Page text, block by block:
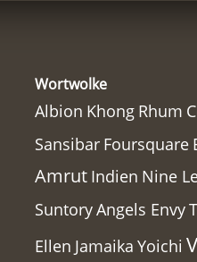
Wortwolke
Albion Khong Rhum
Sansibar Foursquare
Amrut Indien Nine
SuntoryAngels Envy
Ellen Jamaika Yoichi